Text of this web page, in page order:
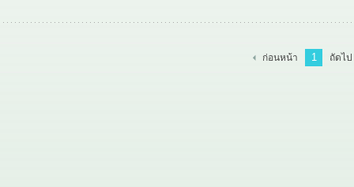
ก่อนหน้า 1 ถัดไป